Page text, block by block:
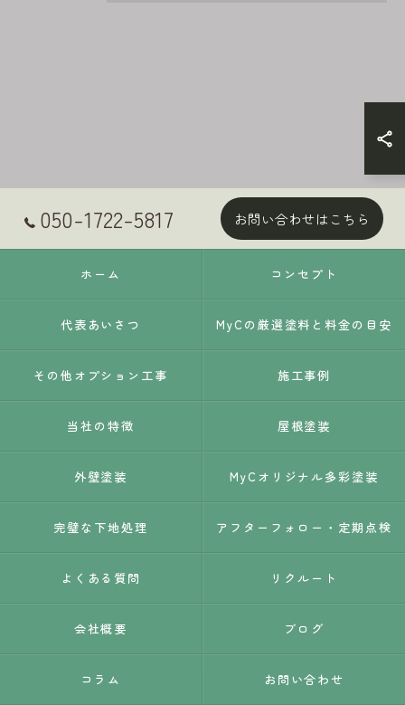
050-1722-5817 お問い合わせはこちら
ホーム コンセプト
代表あいさつ MyCの厳選塗料と料金の目安
その他オプション工事 施工事例
当社の特徴 屋根塗装
外壁塗装 MyCオリジナル多彩塗装
完璧な下地処理 アフターフォロー・定期点検
よくある質問 リクルート
会社概要 ブログ
コラム お問い合わせ